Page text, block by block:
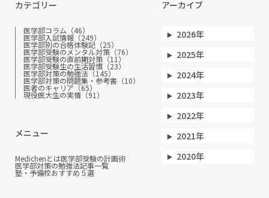
カテゴリー
医学部コラム（46）
医学部入試情報（249）
医学部別の合格体験記（25）
医学部受験のメンタル対策（76）
医学部受験の直前期対策（11）
医学部受験生の生活習慣（23）
医学部対策の勉強法（145）
医学部対策の問題集・参考書（10）
医者のキャリア（65）
現役医大生の実情（91）
メニュー
Medichenとは医学部受験の計画術
医学部対策の勉強法記事一覧
塾・予備校おすすめ５選
アーカイブ
2026年
2025年
2024年
2023年
2022年
2021年
2020年